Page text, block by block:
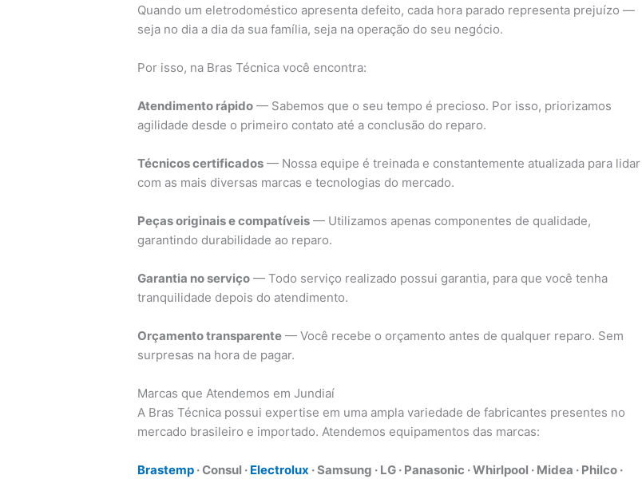
Quando um eletrodoméstico apresenta defeito, cada hora parado representa prejuízo —
seja no dia a dia da sua família, seja na operação do seu negócio.
Por isso, na Bras Técnica você encontra:
Atendimento rápido — Sabemos que o seu tempo é precioso. Por isso, priorizamos
agilidade desde o primeiro contato até a conclusão do reparo.
Técnicos certificados — Nossa equipe é treinada e constantemente atualizada para lidar
com as mais diversas marcas e tecnologias do mercado.
Peças originais e compatíveis — Utilizamos apenas componentes de qualidade,
garantindo durabilidade ao reparo.
Garantia no serviço — Todo serviço realizado possui garantia, para que você tenha
tranquilidade depois do atendimento.
Orçamento transparente — Você recebe o orçamento antes de qualquer reparo. Sem
surpresas na hora de pagar.
Marcas que Atendemos em Jundiaí
A Bras Técnica possui expertise em uma ampla variedade de fabricantes presentes no
mercado brasileiro e importado. Atendemos equipamentos das marcas:
Brastemp · Consul · Electrolux · Samsung · LG · Panasonic · Whirlpool · Midea · Philco ·